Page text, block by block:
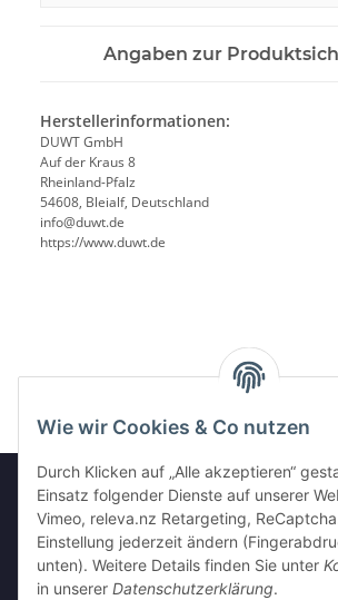
Wie wir Cookies & Co nutzen
Durch Klicken auf „Alle akzeptieren“
Einsatz folgender Dienste auf unserer
Vimeo, releva.nz Retargeting,
Einstellung jederzeit ändern
unten). Weitere Details finden Sie unter
in unserer Datenschutzerklärung.
Angaben zur
Herstellerinformationen:
DUWT GmbH
Auf der Kraus 8
Rheinland-Pfalz
54608, Bleialf, Deutschland
info@duwt.de
https://www.duwt.de
Informationen